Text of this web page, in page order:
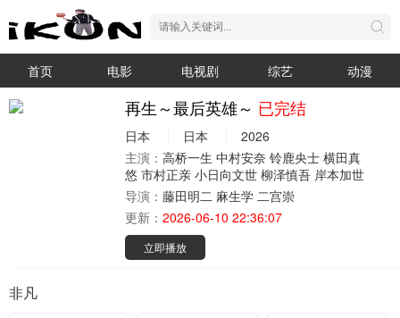
首页 电影 电视剧 综艺 动漫
再生～最后英雄～ 已完结
日本 日本
2026
主演： 高桥一生 中村安奈 铃鹿央士 横田真
悠 市村正亲 小日向文世 柳泽慎吾 岸本加世
导演： 藤田明二 麻生学 二宫崇
更新： 2026-06-10 22:36:07
立即播放
非凡